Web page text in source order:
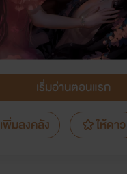
เริ่มอ่านตอนแรก
เพิ่มลงคลัง
ให้ดาว